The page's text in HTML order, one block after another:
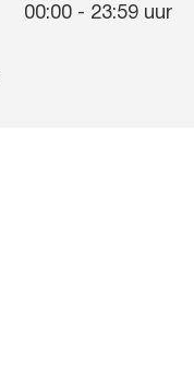
00:00 - 23:59 uur